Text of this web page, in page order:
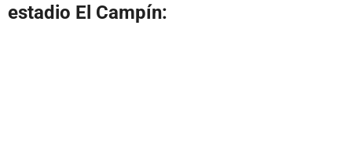
estadio El Campín: